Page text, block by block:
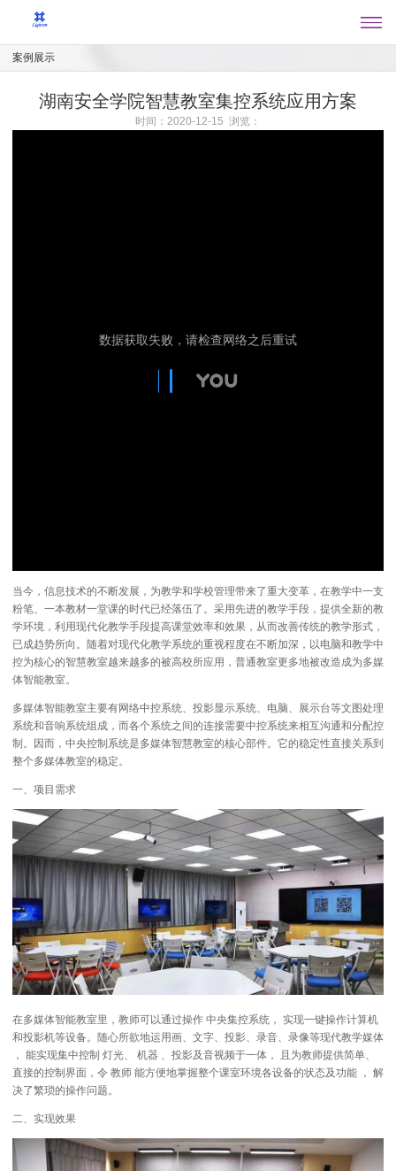
案例展示
湖南安全学院智慧教室集控系统应用方案
时间：2020-12-15 浏览：
当今，信息技术的不断发展，为教学和学校管理带来了重大变革，在教学中一支
粉笔、一本教材一堂课的时代已经落伍了。采用先进的教学手段，提供全新的教
学环境，利用现代化教学手段提高课堂效率和效果，从而改善传统的教学形式，
已成趋势所向。随着对现代化教学系统的重视程度在不断加深，以电脑和教学中
控为核心的智慧教室越来越多的被高校所应用，普通教室更多地被改造成为多媒
体智能教室。
多媒体智能教室主要有网络中控系统、投影显示系统、电脑、展示台等文图处理
系统和音响系统组成，而各个系统之间的连接需要中控系统来相互沟通和分配控
制。因而，中央控制系统是多媒体智慧教室的核心部件。它的稳定性直接关系到
整个多媒体教室的稳定。
一、项目需求
在多媒体智能教室里，教师可以通过操作 中央集控系统， 实现一键操作计算机
和投影机等设备。随心所欲地运用画、文字、投影、录音、录像等现代教学媒体
， 能实现集中控制 灯光、 机器 、投影及音视频于一体， 且为教师提供简单、
直接的控制界面，令 教师 能方便地掌握整个课室环境各设备的状态及功能 ， 解
决了繁琐的操作问题。
二、实现效果